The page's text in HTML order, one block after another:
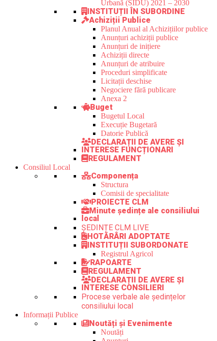
Urbană (SIDU) 2021 – 2030
INSTITUȚII ÎN SUBORDINE
Achiziții Publice
Planul Anual al Achizițiilor publice
Anunțuri achiziții publice
Anunțuri de inițiere
Achiziții directe
Anunțuri de atribuire
Proceduri simplificate
Licitații deschise
Negociere fără publicare
Anexa 2
Buget
Bugetul Local
Execuție Bugetară
Datorie Publică
DECLARAȚII DE AVERE ȘI
INTERESE FUNCȚIONARI
REGULAMENT
Consiliul Local
Componența
Structura
Comisii de specialitate
PROIECTE CLM
Minute ședințe ale consiliului
local
ȘEDINȚE CLM LIVE
HOTĂRÂRI ADOPTATE
INSTITUȚII SUBORDONATE
Registrul Agricol
RAPOARTE
REGULAMENT
DECLARAȚII DE AVERE ȘI
INTERESE CONSILIERI
Procese verbale ale ședințelor
consiliului local
Informații Publice
Noutăți și Evenimente
Noutăți